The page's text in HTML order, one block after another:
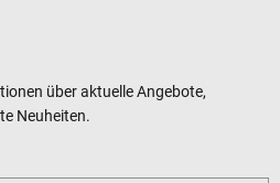
über aktuelle Angebote,
Neuheiten.